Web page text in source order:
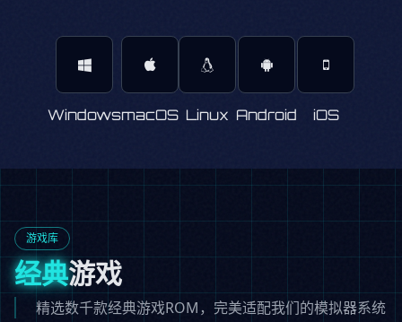
WindowsmacOS Linux Android iOS
游戏库
经典游戏
精选数千款经典游戏ROM，完美适配我们的模拟器系统